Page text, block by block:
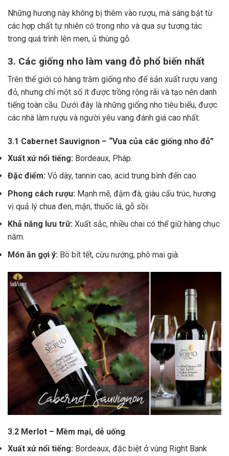
Những hương này không bị thêm vào rượu, mà sáng bật từ
các hợp chất tự nhiên có trong nho và qua sự tương tác
trong quá trình lên men, ủ thùng gỗ.
3. Các giống nho làm vang đỏ phổ biến nhất
Trên thế giới có hàng trăm giống nho để sản xuất rượu vang
đỏ, nhưng chỉ một số ít được trồng rộng rãi và tạo nên danh
tiếng toàn cầu. Dưới đây là những giống nho tiêu biểu, được
các nhà làm rượu và người yêu vang đánh giá cao nhất:
3.1 Cabernet Sauvignon – “Vua của các giống nho đỏ”
Xuất xứ nổi tiếng: Bordeaux, Pháp.
Đặc điểm: Vỏ dày, tannin cao, acid trung bình đến cao.
Phong cách rượu: Mạnh mẽ, đậm đà, giàu cấu trúc, hương
vị quả lý chua đen, mận, thuốc lá, gỗ sồi.
Khả năng lưu trữ: Xuất sắc, nhiều chai có thể giữ hàng chục
năm.
Món ăn gợi ý: Bò bít tết, cừu nướng, phô mai già.
3.2 Merlot – Mềm mại, dễ uống
Xuất xứ nổi tiếng: Bordeaux, đặc biệt ở vùng Right Bank